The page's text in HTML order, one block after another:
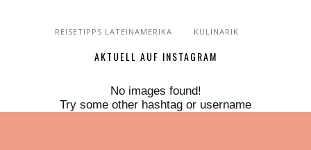
REISETIPPS LATEINAMERIKA KULINARIK
AKTUELL AUF INSTAGRAM
No images found!
Try some other hashtag or username